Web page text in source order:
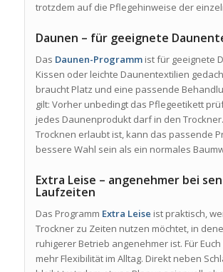
trotzdem auf die Pflegehinweise der
Daunen – für geeignete
Das Daunen-Programmist für geeignete
Kissen oder leichte Daunentextilien
braucht Platz und eine passende
gilt: Vorher unbedingt das Pflegeetikett
jedes Daunenprodukt darf in den
Trocknen erlaubt ist, kann das passende
bessere Wahl sein als ein normales
Extra Leise – angenehmer bei
Laufzeiten
Das Programm Extra Leise ist praktisch,
Trockner zu Zeiten nutzen möchtet, in
ruhigerer Betrieb angenehmer ist. Für
mehr Flexibilität im Alltag. Direkt neben